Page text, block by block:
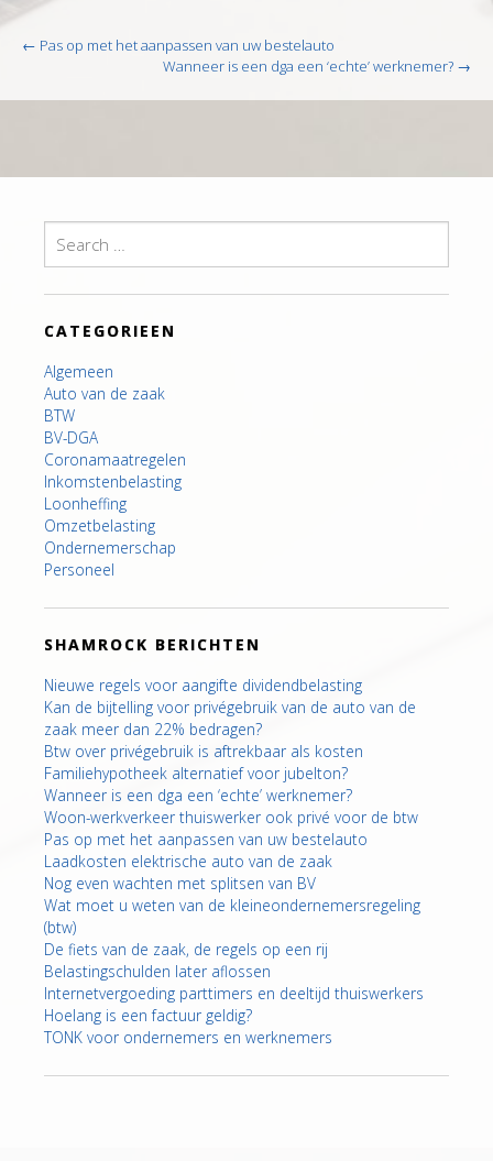
Post
← Pas op met het aanpassen van uw bestelauto
Wanneer is een dga een ‘echte’ werknemer? →
for:
CATEGORIEEN
Algemeen
Auto van de zaak
BTW
BV-DGA
Coronamaatregelen
Inkomstenbelasting
Loonheffing
Omzetbelasting
Ondernemerschap
Personeel
SHAMROCK BERICHTEN
Nieuwe regels voor aangifte dividendbelasting
Kan de bijtelling voor privégebruik van de auto van de
zaak meer dan 22% bedragen?
Btw over privégebruik is aftrekbaar als kosten
Familiehypotheek alternatief voor jubelton?
Wanneer is een dga een ‘echte’ werknemer?
Woon-werkverkeer thuiswerker ook privé voor de btw
Pas op met het aanpassen van uw bestelauto
Laadkosten elektrische auto van de zaak
Nog even wachten met splitsen van BV
Wat moet u weten van de kleineondernemersregeling
(btw)
De fiets van de zaak, de regels op een rij
Belastingschulden later aflossen
Internetvergoeding parttimers en deeltijd thuiswerkers
Hoelang is een factuur geldig?
TONK voor ondernemers en werknemers